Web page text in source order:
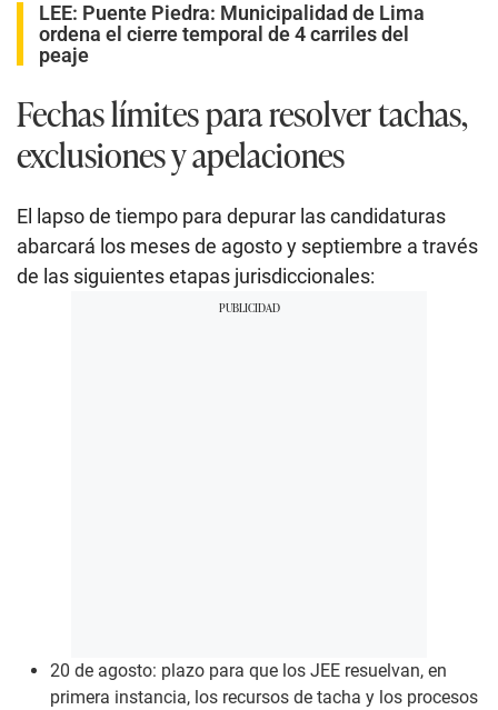
LEE: Puente Piedra: Municipalidad de Lima
ordena el cierre temporal de 4 carriles del
peaje
Fechas límites para resolver tachas,
exclusiones y apelaciones
El lapso de tiempo para depurar las candidaturas
abarcará los meses de agosto y septiembre a través
de las siguientes etapas jurisdiccionales:
20 de agosto: plazo para que los JEE resuelvan, en
primera instancia, los recursos de tacha y los procesos